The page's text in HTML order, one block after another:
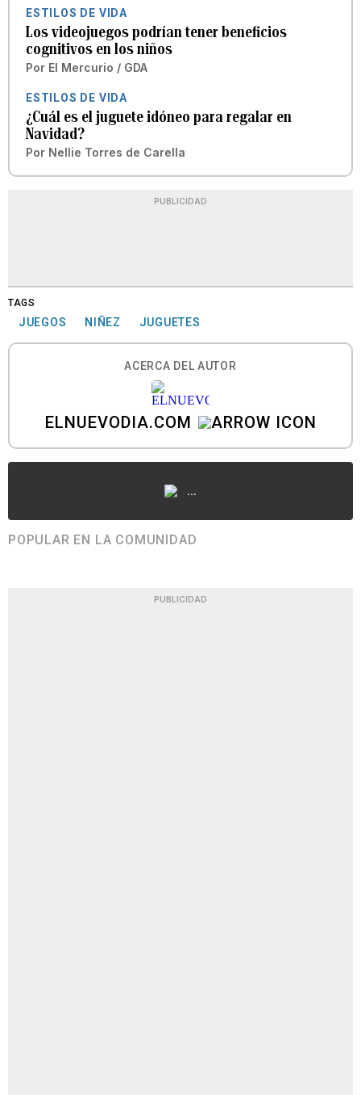
ESTILOS DE VIDA
Los videojuegos podrían tener beneficios
cognitivos en los niños
Por El Mercurio / GDA
ESTILOS DE VIDA
¿Cuál es el juguete idóneo para regalar en
Navidad?
Por Nellie Torres de Carella
PUBLICIDAD
TAGS
JUEGOS NIÑEZ JUGUETES
ACERCA DEL AUTOR
ELNUEVODIA.COM
...
POPULAR EN LA COMUNIDAD
PUBLICIDAD